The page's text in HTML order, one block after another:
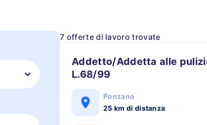
7 offerte di lavoro trovate
Addetto/Addetta alle pulizie
L.68/99
Ponzano
25 km di distanza